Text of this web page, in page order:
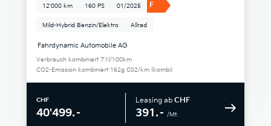
12'000 km 160 PS 01/2025 F
Mild-Hybrid Benzin/Elektro Allrad
Fahrdynamic Automobile AG
Verbrauch kombiniert 7.1l/100km
CO2-Emission kombiniert 162g C02/km (kombi)
CHF
40'499.–
Leasing ab CHF
391.– /Mt.